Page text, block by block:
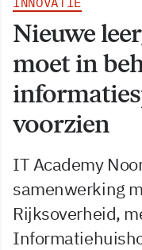
Nieuwe
moet in
voorzien
IT Academy
samenwerking
Rijksoverheid,